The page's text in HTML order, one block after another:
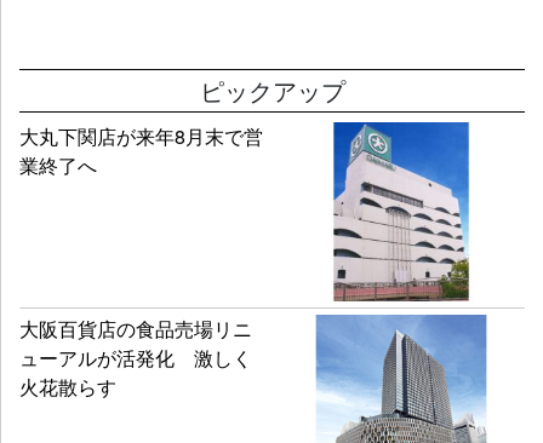
ピックアップ
大丸下関店が来年8月末で営
業終了へ
大阪百貨店の食品売場リニ
ューアルが活発化 激しく
火花散らす